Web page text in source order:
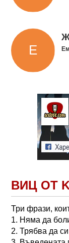
ВИЦ ОТ
Три фрази,
1. Няма да
2. Трябва да